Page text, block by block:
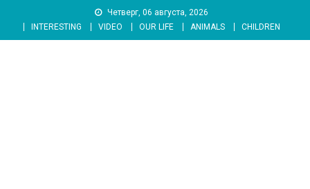
content
Четверг, 06 августа, 2026
INTERESTING
VIDEO OUR LIFE ANIMALS CHILDREN